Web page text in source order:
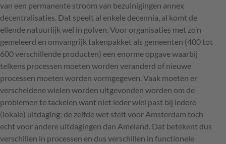
van een permanente stroom van bezuinigingen annex
decentralisaties. Dat speelt al enkele decennia, al komt de
ellende natuurlijk wel in golven. Voor organisaties met zo’n
gemeleerd en omvangrijk takenpakket als gemeenten (400 tot
600 verschillende producten) een enorme opgave waarbij
telkens processen moeten worden veranderd of nieuwe
processen moeten worden vormgegeven. Vaak moeten er
verscheidene wielen worden uitgevonden worden om de
problemen te tackelen want niet ieder wiel past bij iedere
(lokale) uitdaging: de zelfde wet stelt voor Amsterdam toch
echt voor andere uitdagingen dan Ameland. Dat betekent dus
verschillen in processen en dus verschillen in functionele